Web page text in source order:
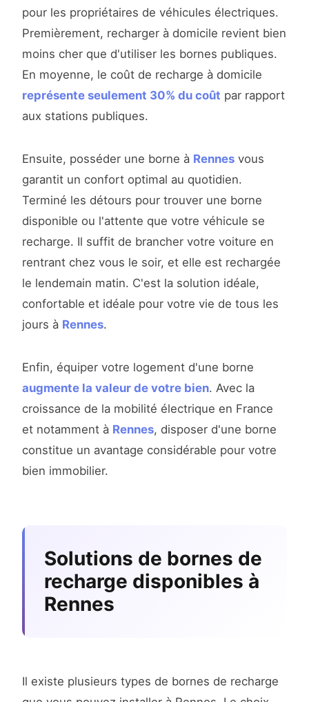
pour les propriétaires de véhicules électriques.
Premièrement, recharger à domicile revient bien
moins cher que d'utiliser les bornes publiques.
En moyenne, le coût de recharge à domicile
représente seulement 30% du coût par rapport
aux stations publiques.
Ensuite, posséder une borne à Rennes vous
garantit un confort optimal au quotidien.
Terminé les détours pour trouver une borne
disponible ou l'attente que votre véhicule se
recharge. Il suffit de brancher votre voiture en
rentrant chez vous le soir, et elle est rechargée
le lendemain matin. C'est la solution idéale,
confortable et idéale pour votre vie de tous les
jours à Rennes.
Enfin, équiper votre logement d'une borne
augmente la valeur de votre bien. Avec la
croissance de la mobilité électrique en France
et notamment à Rennes, disposer d'une borne
constitue un avantage considérable pour votre
bien immobilier.
Solutions de bornes de
recharge disponibles à
Rennes
Il existe plusieurs types de bornes de recharge